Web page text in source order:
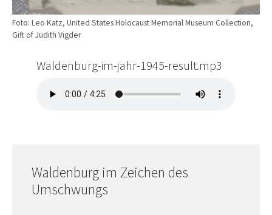
Foto: Leo Katz, United States Holocaust Memorial Museum Collection,
Gift of Judith Vigder
Waldenburg-im-jahr-1945-result.mp3
Waldenburg im Zeichen des
Umschwungs